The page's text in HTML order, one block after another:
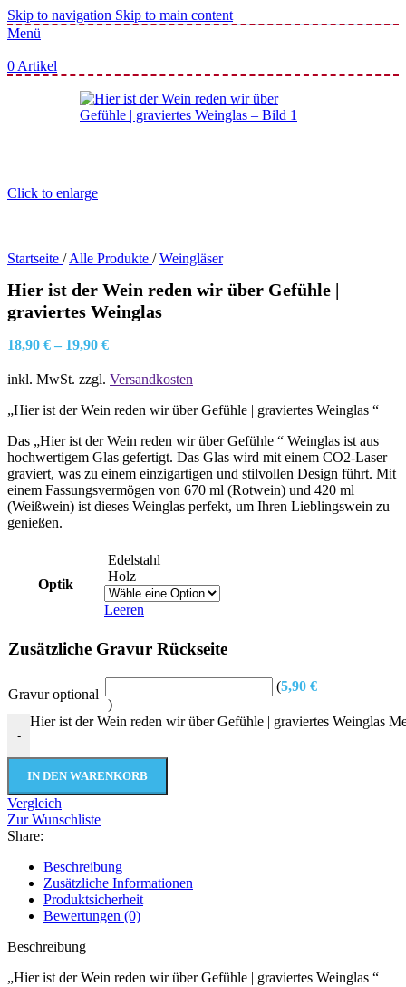
Skip to navigation Skip to main content
Menü
0 Artikel
Click to enlarge
Startseite / Alle Produkte / Weingläser
Hier ist der Wein reden wir über Gefühle |
graviertes Weinglas
18,90 € – 19,90 €
inkl. MwSt. zzgl. Versandkosten
„Hier ist der Wein reden wir über Gefühle | graviertes Weinglas “
Das „Hier ist der Wein reden wir über Gefühle “ Weinglas ist aus
hochwertigem Glas gefertigt. Das Glas wird mit einem CO2-Laser
graviert, was zu einem einzigartigen und stilvollen Design führt. Mit
einem Fassungsvermögen von 670 ml (Rotwein) und 420 ml
(Weißwein) ist dieses Weinglas perfekt, um Ihren Lieblingswein zu
genießen.
Optik
Edelstahl
Holz
Leeren
Zusätzliche Gravur Rückseite
Gravur optional
(5,90 €
)
-
Hier ist der Wein reden wir über Gefühle | graviertes Weinglas
IN DEN WARENKORB
Vergleich
Zur Wunschliste
Share:
Beschreibung
Zusätzliche Informationen
Produktsicherheit
Bewertungen (0)
Beschreibung
„Hier ist der Wein reden wir über Gefühle | graviertes Weinglas “